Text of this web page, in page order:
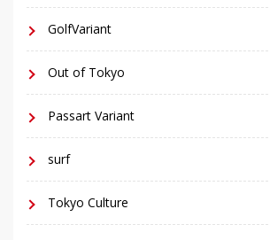
GolfVariant
Out of Tokyo
Passart Variant
surf
Tokyo Culture